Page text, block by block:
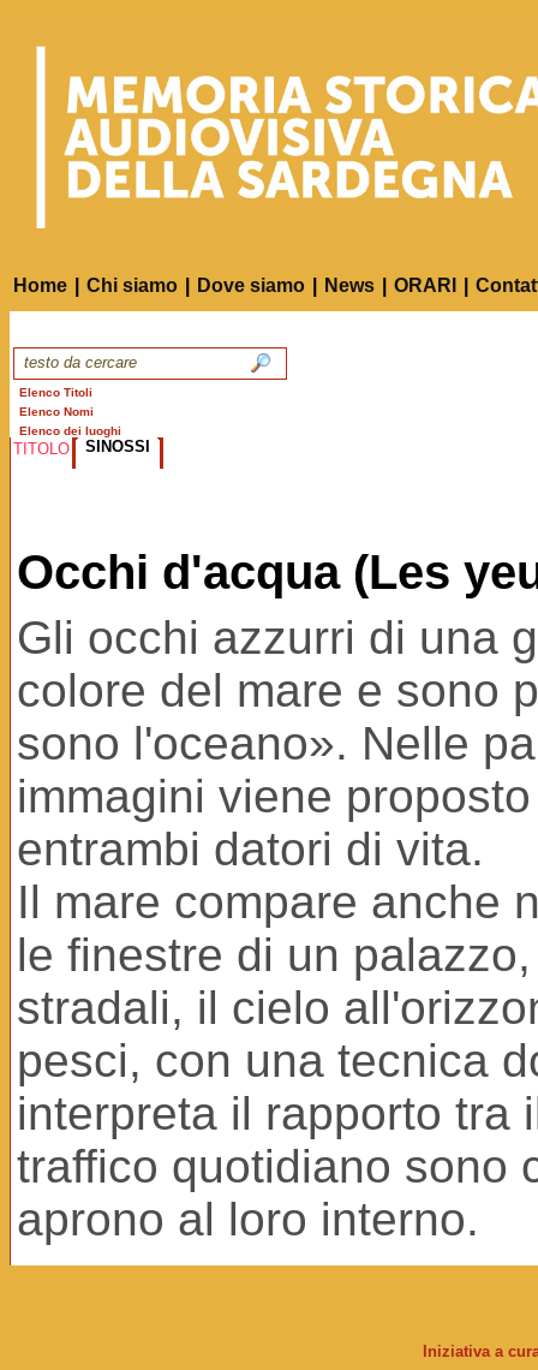
Home Chi siamo Dove siamo News ORARI
Elenco Titoli
Elenco Nomi
Elenco dei luoghi
TITOLO SINOSSI
Occhi d'acqua (Les
Gli occhi azzurri di una
colore del mare e sono
sono l'oceano». Nelle
immagini viene
entrambi datori di vita.
Il mare compare anche
le finestre di un
stradali, il cielo
pesci, con una tecnica
interpreta il rapporto tra
traffico quotidiano sono
aprono al loro interno.
Iniziativa a